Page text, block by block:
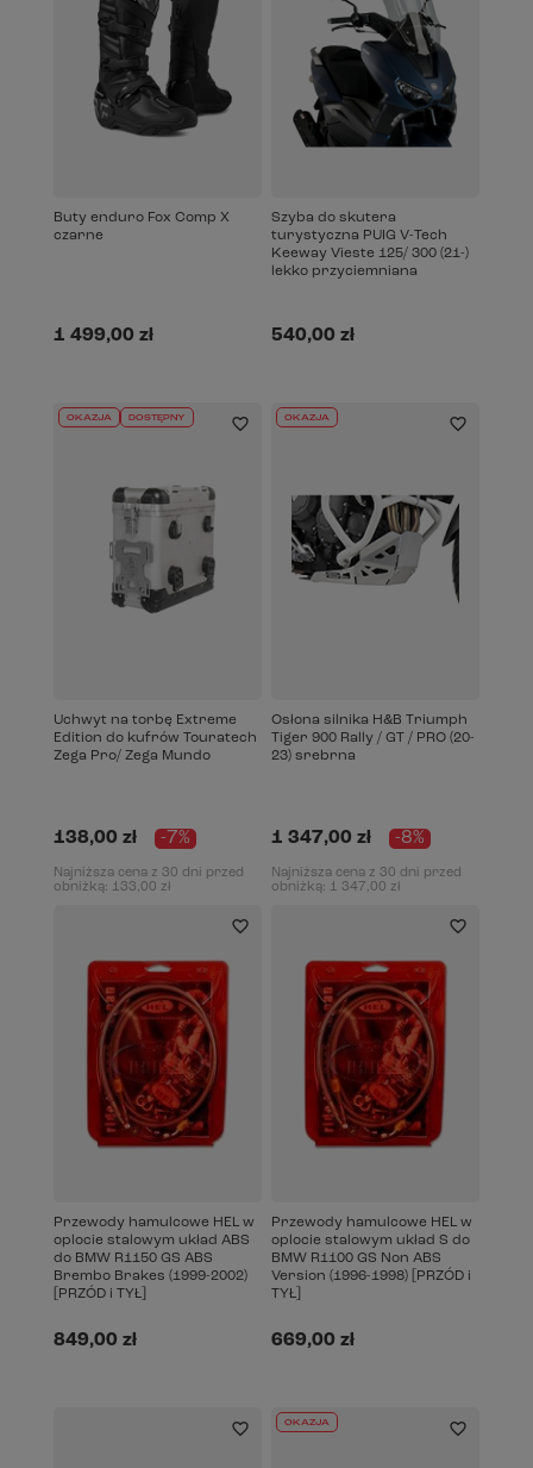
Buty enduro Fox Comp X
czarne
1 499,00 zł
Szyba do skutera
turystyczna PUIG V-Tech
Keeway Vieste 125/ 300 (21-)
lekko przyciemniana
540,00 zł
OKAZJA DOSTĘPNY
Uchwyt na torbę Extreme
Edition do kufrów Touratech
Zega Pro/ Zega Mundo
138,00 zł -7%
Najniższa cena z 30 dni przed
obniżką: 133,00 zł
OKAZJA
Osłona silnika H&B Triumph
Tiger 900 Rally / GT / PRO (20-
23) srebrna
1 347,00 zł -8%
Najniższa cena z 30 dni przed
obniżką: 1 347,00 zł
Przewody hamulcowe HEL w
oplocie stalowym układ ABS
do BMW R1150 GS ABS
Brembo Brakes (1999-2002)
[PRZÓD i TYŁ]
849,00 zł
Przewody hamulcowe HEL w
oplocie stalowym układ S do
BMW R1100 GS Non ABS
Version (1996-1998) [PRZÓD i
TYŁ]
669,00 zł
OKAZJA